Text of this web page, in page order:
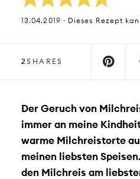
13.04.2019 · Dieses Rezept
2SHARES
Der Geruch von
immer an meine
warme Milchreistorte
meinen liebsten
den Milchreis am